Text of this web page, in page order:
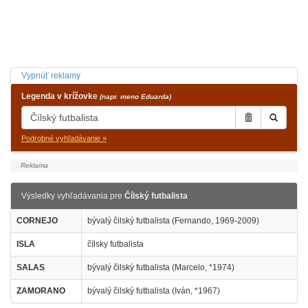
Vypnúť reklamy
Legenda v krížovke (napr. meno Eduarda)
Podrobné vyhľadávanie »
Výsledky vyhľadávania pre Čílský futbalista
CORNEJO bývalý čilský futbalista (Fernando, 1969-2009)
ISLA čílsky futbalista
SALAS bývalý čilský futbalista (Marcelo, *1974)
ZAMORANO bývalý čilský futbalista (Iván, *1967)